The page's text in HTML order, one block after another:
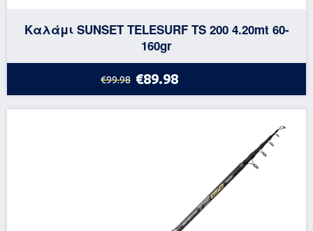
Καλάμι SUNSET TELESURF TS 200 4.20mt 60-
160gr
€99.98 €89.98